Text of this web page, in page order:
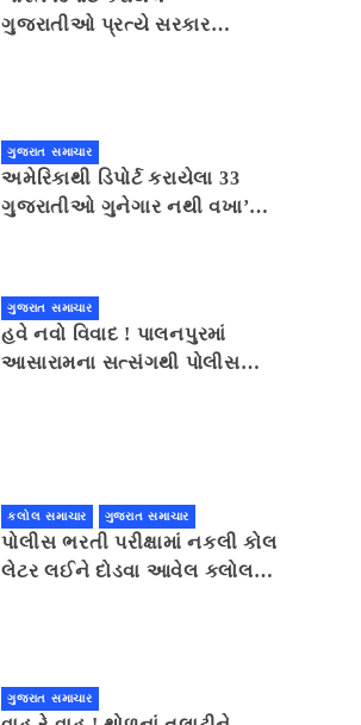
ગુજરાતીઓ પ્રત્યે સરકાર
ગુજરાત સમાચાર
અમેરિકાથી ડિપોર્ટ કરાયેલા 33
ગુજરાતીઓ ગુનેગાર નથી વખા’ના
ગુજરાત સમાચાર
હવે નવો વિવાદ ! પાલનપુરમાં
આસારામના સત્સંગથી પોલીસ
કલોલ સમાચાર ગુજરાત સમાચાર
પોલીસ ભરતી પરીક્ષામાં નકલી કોલ
લેટર લઈને દોડવા આવેલ કલોલનો
ગુજરાત સમાચાર